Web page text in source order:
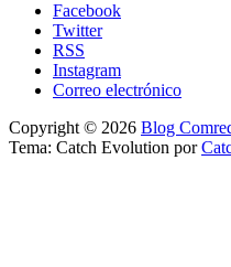
Facebook
Twitter
RSS
Instagram
Correo electrónico
Copyright © 2026 Blog
Tema: Catch Evolution por